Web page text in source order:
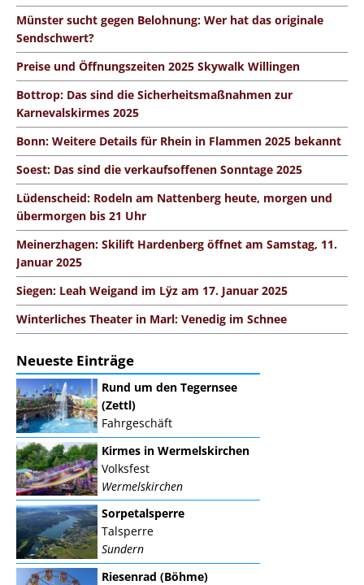
Münster sucht gegen Belohnung: Wer hat das originale
Sendschwert?
Preise und Öffnungszeiten 2025 Skywalk Willingen
Bottrop: Das sind die Sicherheitsmaßnahmen zur
Karnevalskirmes 2025
Bonn: Weitere Details für Rhein in Flammen 2025 bekannt
Soest: Das sind die verkaufsoffenen Sonntage 2025
Lüdenscheid: Rodeln am Nattenberg heute, morgen und
übermorgen bis 21 Uhr
Meinerzhagen: Skilift Hardenberg öffnet am Samstag, 11.
Januar 2025
Siegen: Leah Weigand im Lÿz am 17. Januar 2025
Winterliches Theater in Marl: Venedig im Schnee
Neueste Einträge
Rund um den Tegernsee
(Zettl)
Fahrgeschäft
Kirmes in Wermelskirchen
Volksfest
Wermelskirchen
Sorpetalsperre
Talsperre
Sundern
Riesenrad (Böhme)